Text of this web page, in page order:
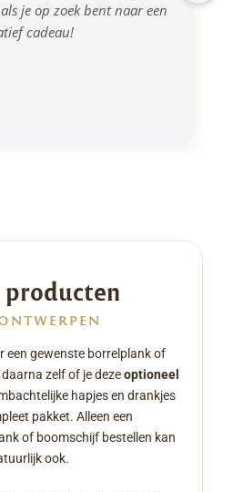
je op zoek bent naar een
cadeau!
een gewenste borrelplank of
zelf of je dezeoptioneel
hapjes en drankjes
pakket. Alleen een
of boomschijf bestellen kan
ook.